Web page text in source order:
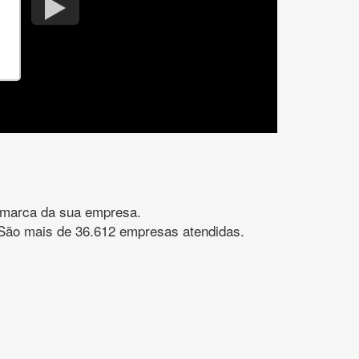
da sua empresa.
mais de 36.612 empresas atendidas.